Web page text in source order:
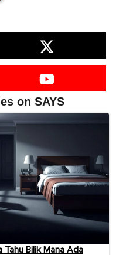
on SAYS
Bilik Mana Ada